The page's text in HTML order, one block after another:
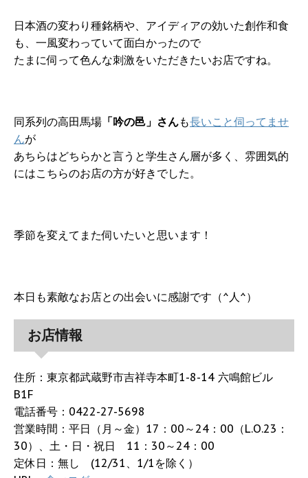
日本酒の変わり種銘柄や、アイディアの効いた創作和食
も、一風変わっていて面白かったので
たまに伺って色んな刺激をいただきたいお店ですね。
同系列の高田馬場 「吟の邑」さんも長いこと伺ってませ
んが
あちらはどちらかと言うと学生さん層が多く、雰囲気的
にはこちらのお店の方が好きでした。
季節を変えてまた伺いたいと思います！
本日も素敵なお店との出会いに感謝です（^人^）
お店情報
住所：東京都武蔵野市吉祥寺本町1-8-14 六鳴館ビル
B1F
電話番号：0422-27-5698
営業時間：平日（月～金）17：00～24：00（L.O.23：
30）、土・日・祝日 11：30～24：00
定休日：無し (12/31、1/1を除く）